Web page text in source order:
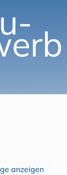
anzeigen